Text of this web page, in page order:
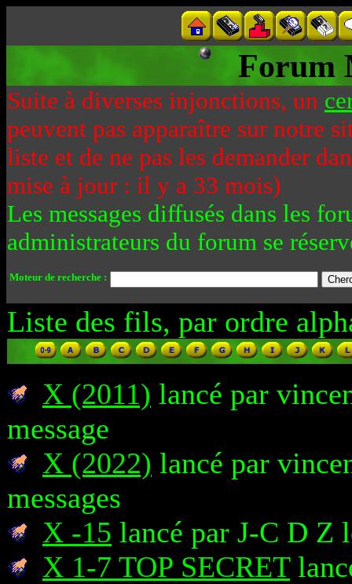
Forum
Suite à diverses injonctions, un
peuvent pas apparaître sur notre
liste et de ne pas les demander
mise à jour : il y a 33 mois)
Les messages diffusés dans les
administrateurs du forum se
Moteur de recherche :
Liste des fils, par ordre
X (2011) lancé par
message
X (2022) lancé par
messages
X -15 lancé par J-C D Z
X 1-7 TOP SECRET